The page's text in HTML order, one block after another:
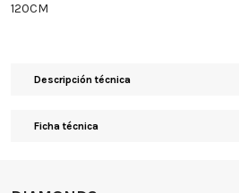
120CM
Descripción técnica
Ficha técnica